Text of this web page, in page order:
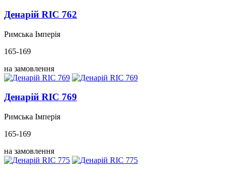
Денарій RIC 762
Римська Імперія
165-169
на замовлення
Денарій RIC 769
Римська Імперія
165-169
на замовлення